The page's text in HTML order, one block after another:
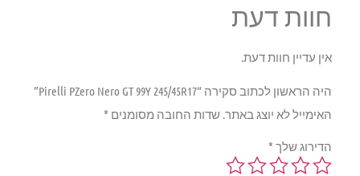
חוות דעת
אין עדיין חוות דעת.
היה הראשון לכתוב סקירה “Pirelli PZero Nero GT 99Y 245/45R17”
האימייל לא יוצג באתר.שדות החובה מסומנים*
הדירוג שלך*